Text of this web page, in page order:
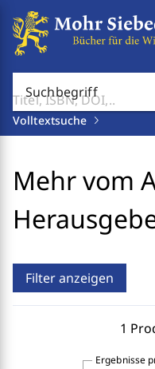
Suchbegriff
Volltextsuche
Mehr vom
Filter anzeigen
1
Ergebnisse